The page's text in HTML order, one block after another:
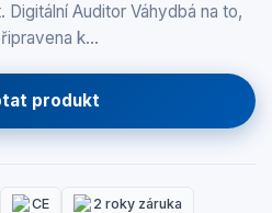
Auditor Váhydbá na to,
k…
produkt
CE 2 roky záruka